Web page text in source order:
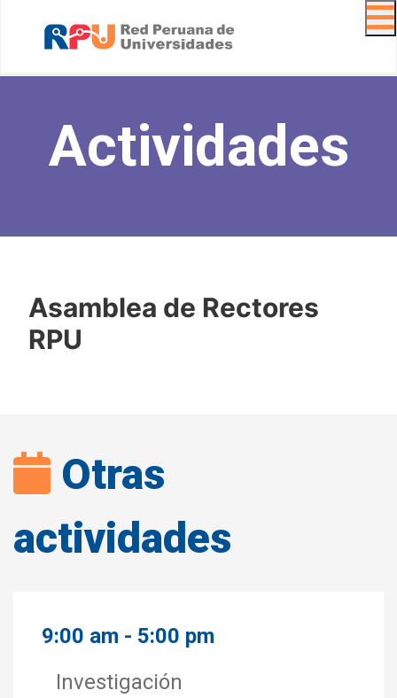
Actividades
Asamblea de Rectores
RPU
Otras
actividades
9:00 am - 5:00 pm
Investigación